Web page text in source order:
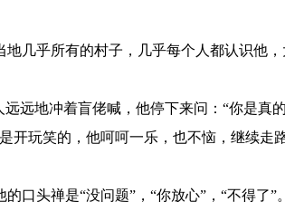
几乎所有的村子，几乎每个人都认识他
远地冲着盲佬喊，他停下来问：“你是真
开玩笑的，他呵呵一乐，也不恼，继续走路
口头禅是“没问题”，“你放心”，“不得了”。